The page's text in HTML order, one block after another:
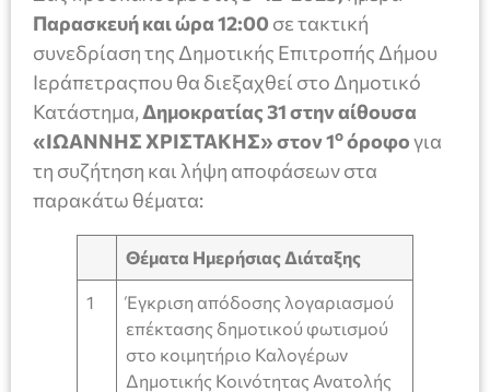
Παρασκευή και ώρα 12:00 σε τακτική
συνεδρίαση της Δημοτικής Επιτροπής Δήμου
Ιεράπετραςπου θα διεξαχθεί στο Δημοτικό
Κατάστημα, Δημοκρατίας 31 στην αίθουσα
«ΙΩΑΝΝΗΣ ΧΡΙΣΤΑΚΗΣ» στον 1οόροφογια
τη συζήτηση και λήψη αποφάσεων στα
παρακάτω θέματα:
Θέματα Ημερήσιας Διάταξης
1
Έγκριση απόδοσης λογαριασμού
επέκτασης δημοτικού φωτισμού
στο κοιμητήριο Καλογέρων
Δημοτικής Κοινότητας Ανατολής